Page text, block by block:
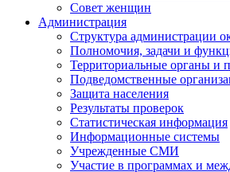
Совет женщин
Администрация
Структура администрации
Полномочия, задачи и
Территориальные органы и
Подведомственные
Защита населения
Результаты проверок
Статистическая информация
Информационные системы
Учрежденные СМИ
Участие в программах и